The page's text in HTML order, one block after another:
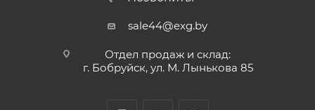
sale44@exg.by
Отдел продаж и склад:
г. Бобруйск, ул. М. Лынькова 85